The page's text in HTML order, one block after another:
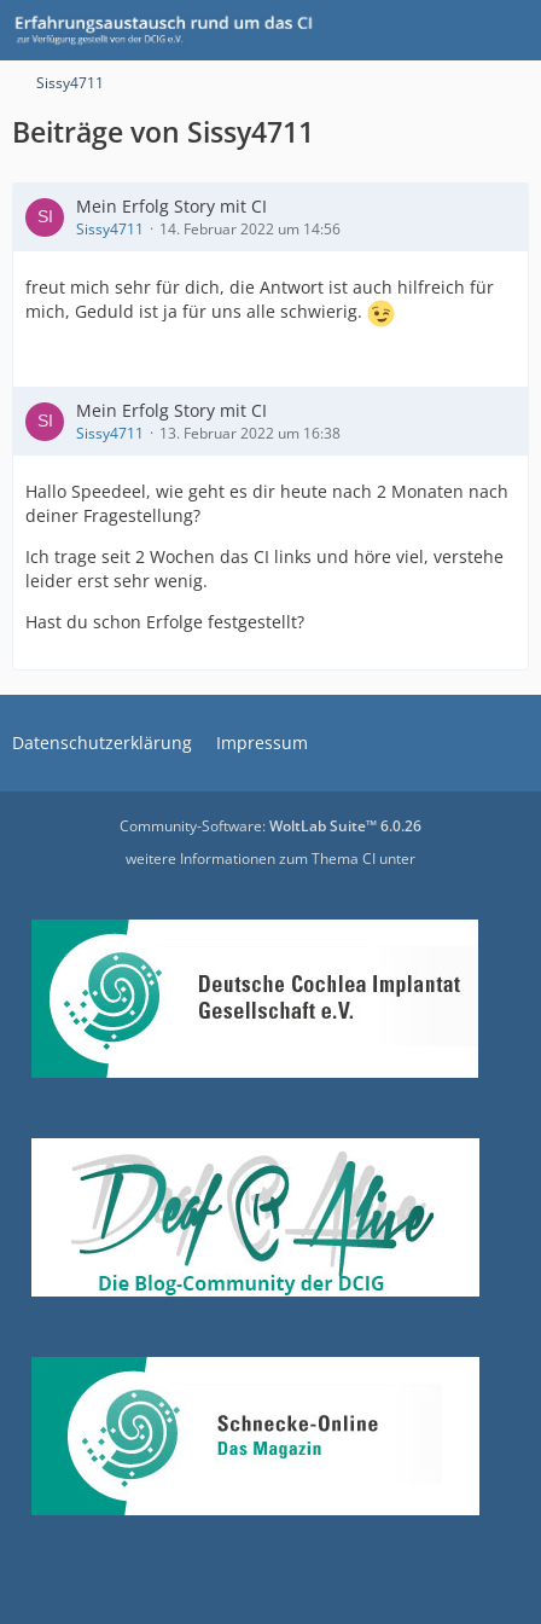
Sissy4711
Beiträge von Sissy4711
Mein Erfolg Story mit CI
Sissy4711 14. Februar 2022 um 14:56
freut mich sehr für dich, die Antwort ist auch hilfreich für
mich, Geduld ist ja für uns alle schwierig.
Mein Erfolg Story mit CI
Sissy4711 13. Februar 2022 um 16:38
Hallo Speedeel, wie geht es dir heute nach 2 Monaten nach
deiner Fragestellung?
Ich trage seit 2 Wochen das CI links und höre viel, verstehe
leider erst sehr wenig.
Hast du schon Erfolge festgestellt?
Datenschutzerklärung Impressum
Community-Software:WoltLab Suite™ 6.0.26
weitere Informationen zum Thema CI unter